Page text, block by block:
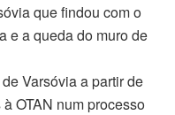
que findou com o
e a queda do muro de
Varsóvia a partir de
OTAN num processo